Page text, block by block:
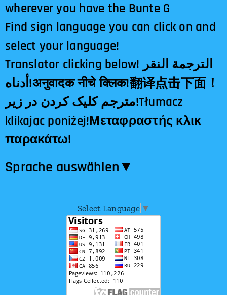
wherever you have the Bunte G
Find sign language you can click on and
select your language!
Translator clicking below! الترجمة النقر
أدناه!अनुवादक नीचे क्लिक!翻译点击下面！
مترجم کلیک کردن در زیر!Tłumacz
klikając poniżej!Μεταφραστής κλικ
παρακάτω!
Sprache auswählen​▼
Select Language ▼